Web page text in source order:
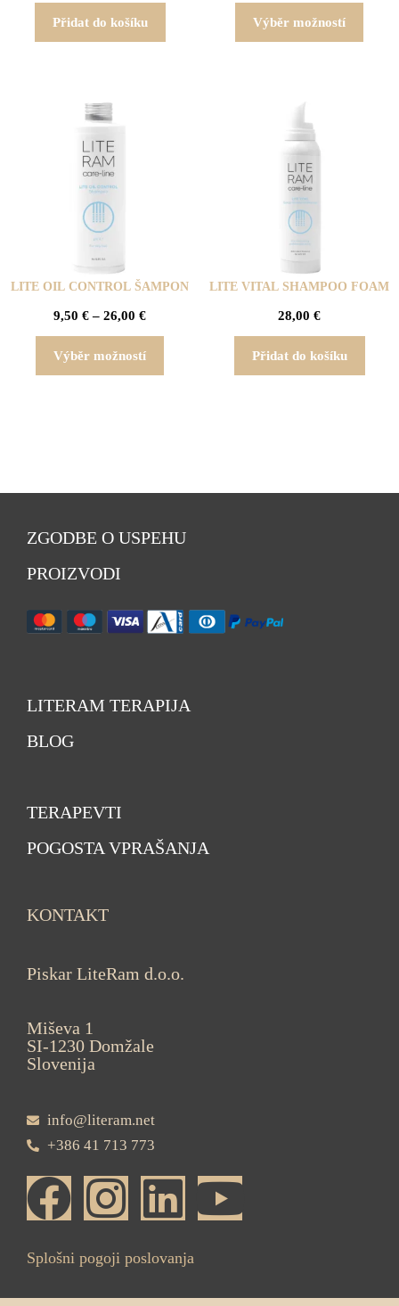
Přidat do košíku Výběr možností
LITE OIL CONTROL ŠAMPON
9,50 € – 26,00 €
Výběr možností
LITE VITAL SHAMPOO FOAM
28,00 €
Přidat do košíku
ZGODBE O USPEHU
PROIZVODI
LITERAM TERAPIJA
BLOG
TERAPEVTI
POGOSTA VPRAŠANJA
KONTAKT
Piskar LiteRam d.o.o.
Miševa 1
SI-1230 Domžale
Slovenija
info@literam.net
+386 41 713 773
Splošni pogoji poslovanja